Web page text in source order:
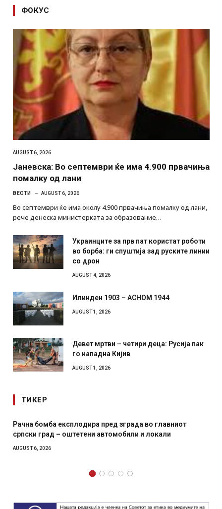
ФОКУС
AUGUST 6, 2026
Јаневска: Во септември ќе има 4.900 првачиња
помалку од лани
ВЕСТИ AUGUST 6, 2026
Во септември ќе има околу 4.900 првачиња помалку од лани,
рече денеска министерката за образование…
Украинците за прв пат користат роботи
во борба: ги спуштија зад руските линии
со дрон
AUGUST 4, 2026
Илинден 1903 – АСНОМ 1944
AUGUST 1, 2026
Девет мртви – четири деца: Русија пак
го нападна Кијив
AUGUST 1, 2026
ТИКЕР
И Данска се милитарилизира – воведува нова 11-
месечна воена
AUGUST 4, 2026